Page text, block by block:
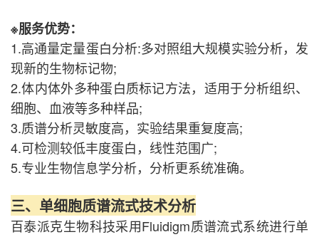
※服务优势：
1.高通量定量蛋白分析:多对照组大规模实验分析，发
现新的生物标记物;
2.体内体外多种蛋白质标记方法，适用于分析组织、
细胞、血液等多种样品;
3.质谱分析灵敏度高，实验结果重复度高;
4.可检测较低丰度蛋白，线性范围广;
5.专业生物信息学分析，分析更系统准确。
三、单细胞质谱流式技术分析
百泰派克生物科技采用Fluidigm质谱流式系统进行单